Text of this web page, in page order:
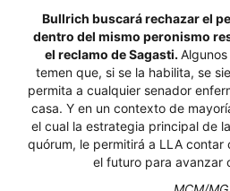
Bullrich buscará rechazar el
dentro del mismo peronismo
el reclamo de Sagasti.
temen que, si se la habilita, se
permita a cualquier senador
casa. Y en un contexto de
el cual la estrategia principal de
quórum, le permitirá a LLA contar
el futuro para avanzar